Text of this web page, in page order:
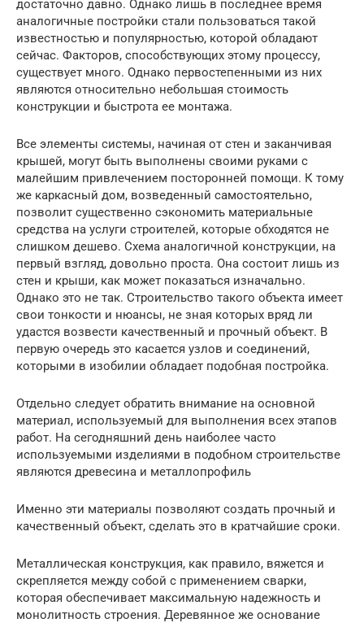
достаточно давно. Однако лишь в последнее время
аналогичные постройки стали пользоваться такой
известностью и популярностью, которой обладают
сейчас. Факторов, способствующих этому процессу,
существует много. Однако первостепенными из них
являются относительно небольшая стоимость
конструкции и быстрота ее монтажа.
Все элементы системы, начиная от стен и заканчивая
крышей, могут быть выполнены своими руками с
малейшим привлечением посторонней помощи. К тому
же каркасный дом, возведенный самостоятельно,
позволит существенно сэкономить материальные
средства на услуги строителей, которые обходятся не
слишком дешево. Схема аналогичной конструкции, на
первый взгляд, довольно проста. Она состоит лишь из
стен и крыши, как может показаться изначально.
Однако это не так. Строительство такого объекта имеет
свои тонкости и нюансы, не зная которых вряд ли
удастся возвести качественный и прочный объект. В
первую очередь это касается узлов и соединений,
которыми в изобилии обладает подобная постройка.
Отдельно следует обратить внимание на основной
материал, используемый для выполнения всех этапов
работ. На сегодняшний день наиболее часто
используемыми изделиями в подобном строительстве
являются древесина и металлопрофиль
Именно эти материалы позволяют создать прочный и
качественный объект, сделать это в кратчайшие сроки.
Металлическая конструкция, как правило, вяжется и
скрепляется между собой с применением сварки,
которая обеспечивает максимальную надежность и
монолитность строения. Деревянное же основание